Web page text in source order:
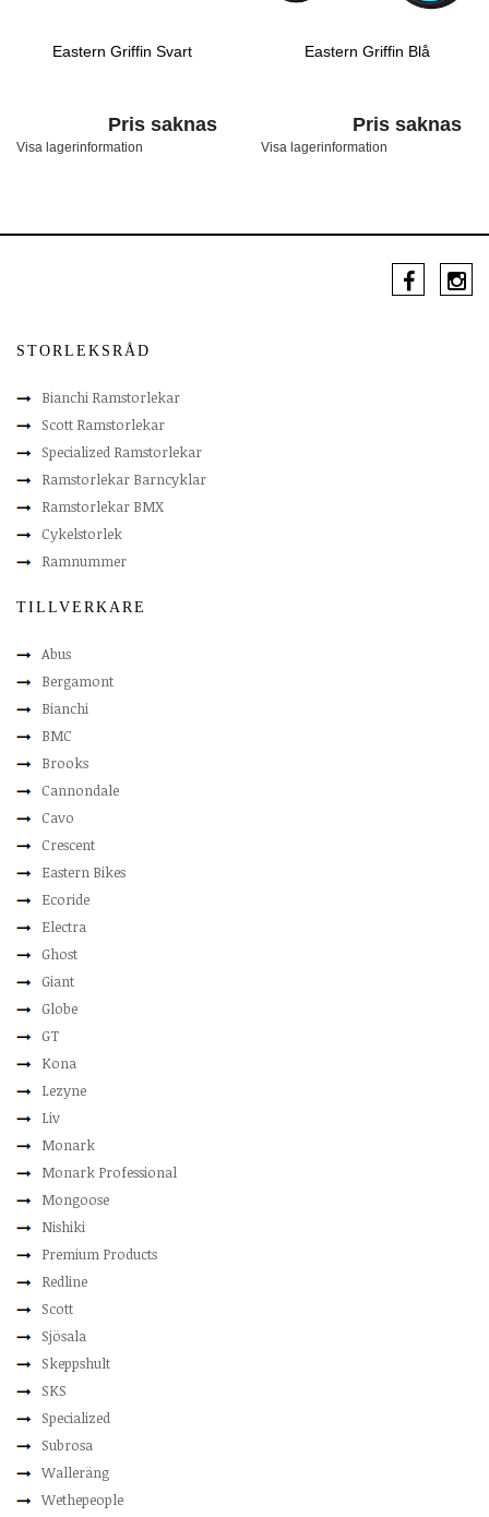
Eastern Griffin Svart
Pris saknas
Visa lagerinformation
Eastern Griffin Blå
Pris saknas
Visa lagerinformation
STORLEKSRÅD
Bianchi Ramstorlekar
Scott Ramstorlekar
Specialized Ramstorlekar
Ramstorlekar Barncyklar
Ramstorlekar BMX
Cykelstorlek
Ramnummer
TILLVERKARE
Abus
Bergamont
Bianchi
BMC
Brooks
Cannondale
Cavo
Crescent
Eastern Bikes
Ecoride
Electra
Ghost
Giant
Globe
GT
Kona
Lezyne
Liv
Monark
Monark Professional
Mongoose
Nishiki
Premium Products
Redline
Scott
Sjösala
Skeppshult
SKS
Specialized
Subrosa
Walleräng
Wethepeople